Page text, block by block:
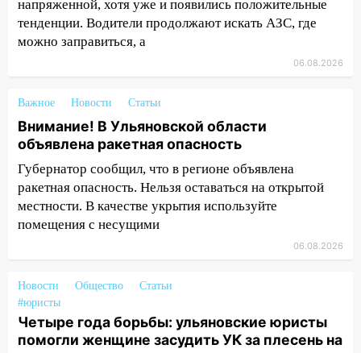
прибыль, а кому — испытания на
прочность
ДТП с мотоциклистом
20:22 Мошенники обманули 92-летнюю
жительницу Ульяновской области
19:14 Житель Ульяновской области
подвез троих незнакомцев на трассе и
заработал уголовное дело
Прогноз погоды на 6 августа в
18:00
Мотофристайл, рок и силовой
экстрим: в Ульяновске пройдет
большой фестиваль «Наше время»
напряженной, хотя уже и появились положительные
тенденции. Водители продолжают искать АЗС, где
можно заправиться, а
06.08.2026
Важное Новости Статьи
Внимание! В Ульяновской области
объявлена ракетная опасность
Губернатор сообщил, что в регионе объявлена
ракетная опасность. Нельзя оставаться на открытой
местности. В качестве укрытия используйте
помещения с несущими
06.08.2026
Новости Общество
Статьи
#юристы
Четыре года борьбы: ульяновские юристы
помогли женщине засудить УК за плесень на